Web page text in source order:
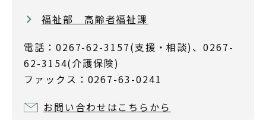
福祉部 高齢者福祉課
電話：0267-62-3157(支援・相談)、0267-
62-3154(介護保険)
ファックス：0267-63-0241
お問い合わせはこちらから